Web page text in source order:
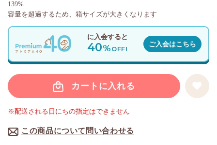
カートに入れる
この商品について問い合わせる
※配送される日にちの指定はできません
に入会すると
40%OFF!
ご入会はこちら
139%
容量を超過するため、箱サイズが大きくなります